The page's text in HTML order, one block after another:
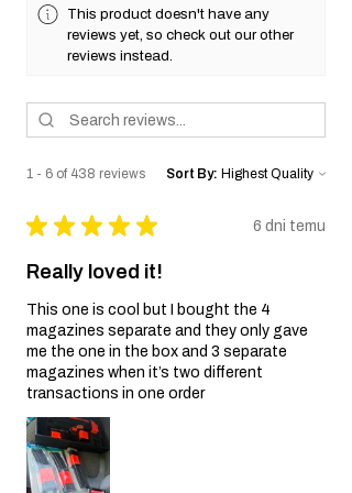
Wyłączenia Gwarancji:
Zaniedbanie i Niewłaściwe
niewłaściwego użytkowania,
nieprawidłowego obchodzenia się z repliką
Zużycie Eksploatacyjne:Normalne zużycie
kosmetyczne oraz uszkodzenia wynikające z
Gwarancją.
Nieoryginalne Części: Gwarancja traci
ważność, jeśli w replice airsoft zostaną użyte
nieoryginalne części lub akcesoria, które nie
zostały dostarczone przez Sprzedawcę.
Proces Reklamacyjny:
Kontakt z Obsługą Klienta:
Twoja replika airsoft jest objęta Gwarancją z
powodu wady fabrycznej, skontaktuj się z
naszym zespołem Obsługi Klienta pod
This product doesn't have any
reviews yet, so check out our other
reviews instead.
1 - 6 of 438 reviews Sort By:
★ ★ ★ ★ ★ 6 dni temu
Really loved it!
This one is cool but I bought the 4
magazines separate and they only gave
me the one in the box and 3 separate
magazines when it’s two different
transactions in one order